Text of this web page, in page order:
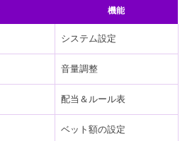
機能
システム設定
音量調整
配当＆ルール表
ベット額の設定